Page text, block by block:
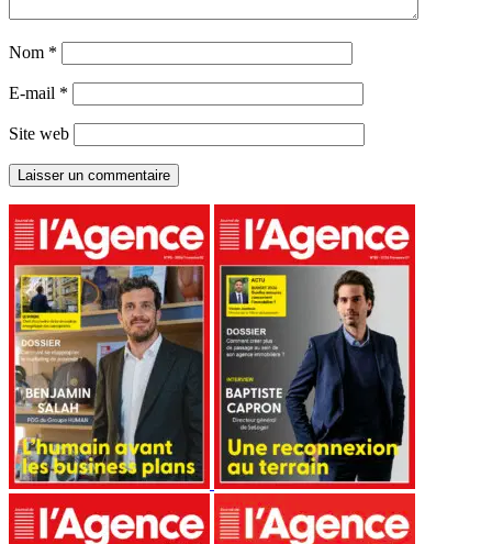
Nom *
E-mail *
Site web